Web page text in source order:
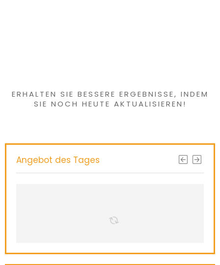
ERHALTEN SIE BESSERE ERGEBNISSE, INDEM
SIE NOCH HEUTE AKTUALISIEREN!
Angebot des Tages